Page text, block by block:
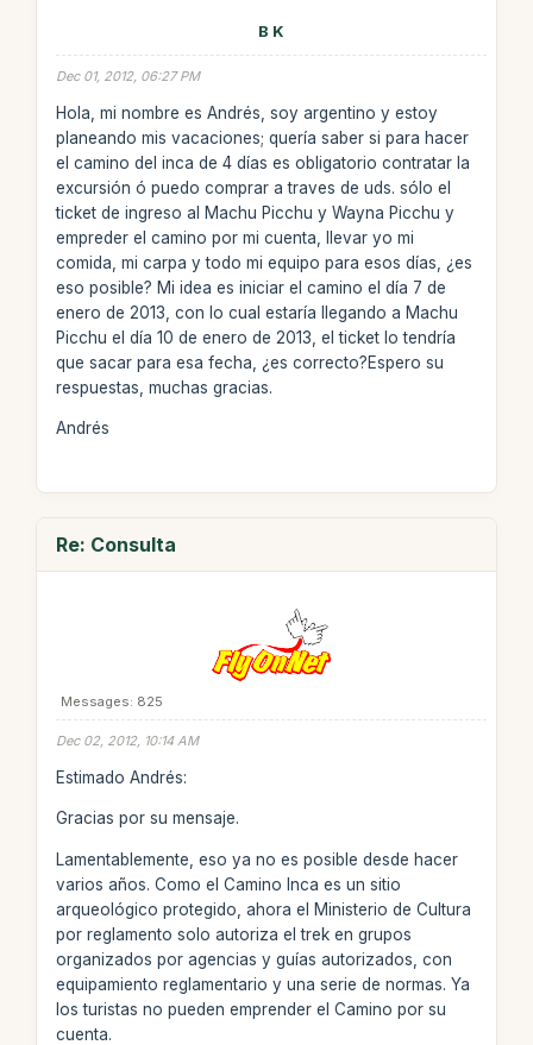
B K
Dec 01, 2012, 06:27 PM
Hola, mi nombre es Andrés, soy argentino y estoy
planeando mis vacaciones; quería saber si para hacer
el camino del inca de 4 días es obligatorio contratar la
excursión ó puedo comprar a traves de uds. sólo el
ticket de ingreso al Machu Picchu y Wayna Picchu y
empreder el camino por mi cuenta, llevar yo mi
comida, mi carpa y todo mi equipo para esos días, ¿es
eso posible? Mi idea es iniciar el camino el día 7 de
enero de 2013, con lo cual estaría llegando a Machu
Picchu el día 10 de enero de 2013, el ticket lo tendría
que sacar para esa fecha, ¿es correcto?Espero su
respuestas, muchas gracias.
Andrés
Re: Consulta
Messages: 825
Dec 02, 2012, 10:14 AM
Estimado Andrés:
Gracias por su mensaje.
Lamentablemente, eso ya no es posible desde hacer
varios años. Como el Camino Inca es un sitio
arqueológico protegido, ahora el Ministerio de Cultura
por reglamento solo autoriza el trek en grupos
organizados por agencias y guías autorizados, con
equipamiento reglamentario y una serie de normas. Ya
los turistas no pueden emprender el Camino por su
cuenta.